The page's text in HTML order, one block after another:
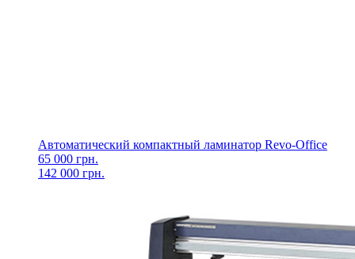
Автоматический компактный ламинатор Revo-Office
65 000 грн.
142 000 грн.